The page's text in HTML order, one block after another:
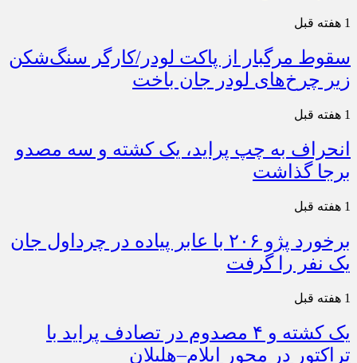
1 هفته قبل
سقوط مرگبار از پاکت لودر/کارگر سنگ‌شکن
زیر چرخ‌های لودر جان باخت
1 هفته قبل
انحراف به چپ پراید، یک کشته و سه مصدو
برجا گذاشت
1 هفته قبل
برخورد پژو ۲۰۶ با عابر پیاده در چرداول جان
یک نفر را گرفت
1 هفته قبل
یک کشته و ۴ مصدوم در تصادف پراید با
تراکتور در محور ایلام–هلیلان